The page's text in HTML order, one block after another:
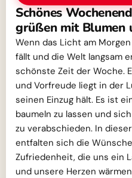
Schönes
grüßen mit Blumen
Wenn das Licht am
fällt und die Welt langsam
schönste Zeit der Woche.
und Vorfreude liegt in der
seinen Einzug hält. Es ist
baumeln zu lassen und
zu verabschieden. In
entfalten sich die
Zufriedenheit, die uns ein
und unsere Herzen